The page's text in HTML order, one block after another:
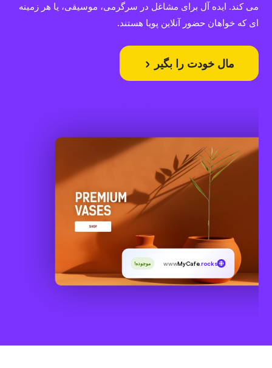
می کند. ایده آل برای مشاغل در سرگرمی، موسیقی، یا هر زمینه
ای که خواهان حضور آنلاین پویا هستند.
مال خودت را بگیر
wwwMyCafe.rocks موجوده!